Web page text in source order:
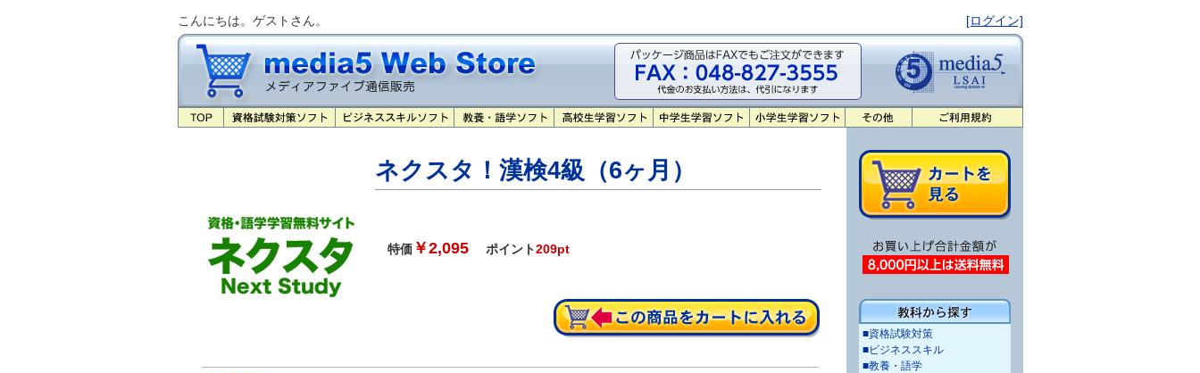
こんにちは。ゲストさん。 [ログイン]
ネクスタ！漢検4級（6ヶ月）
特価 ￥2,095 ポイント209pt
■資格試験対策
■ビジネススキル
■教養・語学